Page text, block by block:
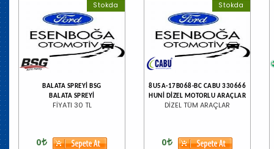
Stokda
BALATA SPREYİ BSG
BALATA SPREYİ
FİYATI 30 TL
0
Stokda
8U5A-17B068-BC CABU 330666
HUNİ DİZEL MOTORLU ARAÇLAR
DİZEL TÜM ARAÇLAR
0